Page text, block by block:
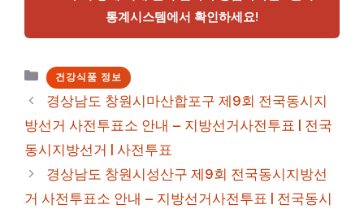
통계시스템에서 확인하세요!
카
테
고
리
건강식품 정보
경상남도 창원시마산합포구 제9회 전국동시지
방선거 사전투표소 안내 – 지방선거사전투표 | 전국
동시지방선거 | 사전투표
경상남도 창원시성산구 제9회 전국동시지방선
거 사전투표소 안내 – 지방선거사전투표 | 전국동시